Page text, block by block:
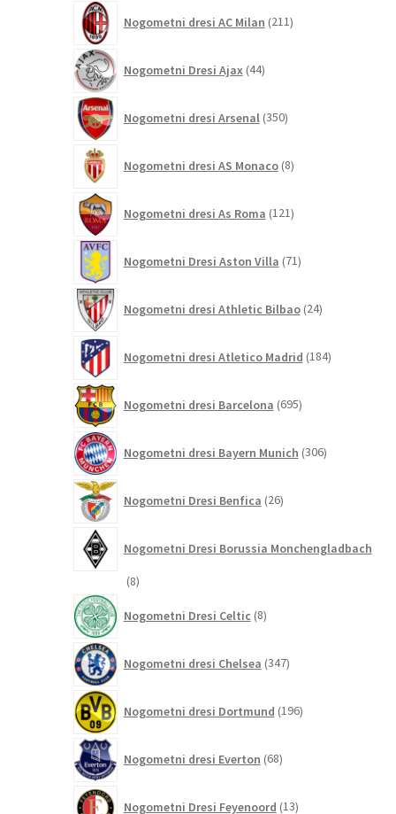
Nogometni dresi AC Milan 211izdelkov
Nogometni Dresi Ajax 44izdelkov
Nogometni dresi Arsenal 350izdelkov
Nogometni dresi AS Monaco 8izdelkov
Nogometni dresi As Roma 121izdelkov
Nogometni Dresi Aston Villa 71izdelkov
Nogometni dresi Athletic Bilbao 24izdelkov
Nogometni dresi Atletico Madrid 184izdelkov
Nogometni dresi Barcelona 695izdelkov
Nogometni dresi Bayern Munich 306izdelkov
Nogometni Dresi Benfica 26izdelkov
Nogometni Dresi Borussia Monchengladbach
88
Nogometni Dresi Celtic 8izdelkov
Nogometni dresi Chelsea 347izdelkov
Nogometni dresi Dortmund 196izdelkov
Nogometni dresi Everton 68izdelkov
Nogometni Dresi Feyenoord 13